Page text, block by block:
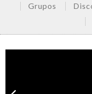
Grupos